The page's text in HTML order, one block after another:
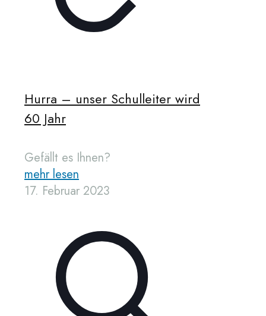
Hurra – unser Schulleiter wird
60 Jahr
Gefällt es Ihnen?
mehr lesen
17. Februar 2023